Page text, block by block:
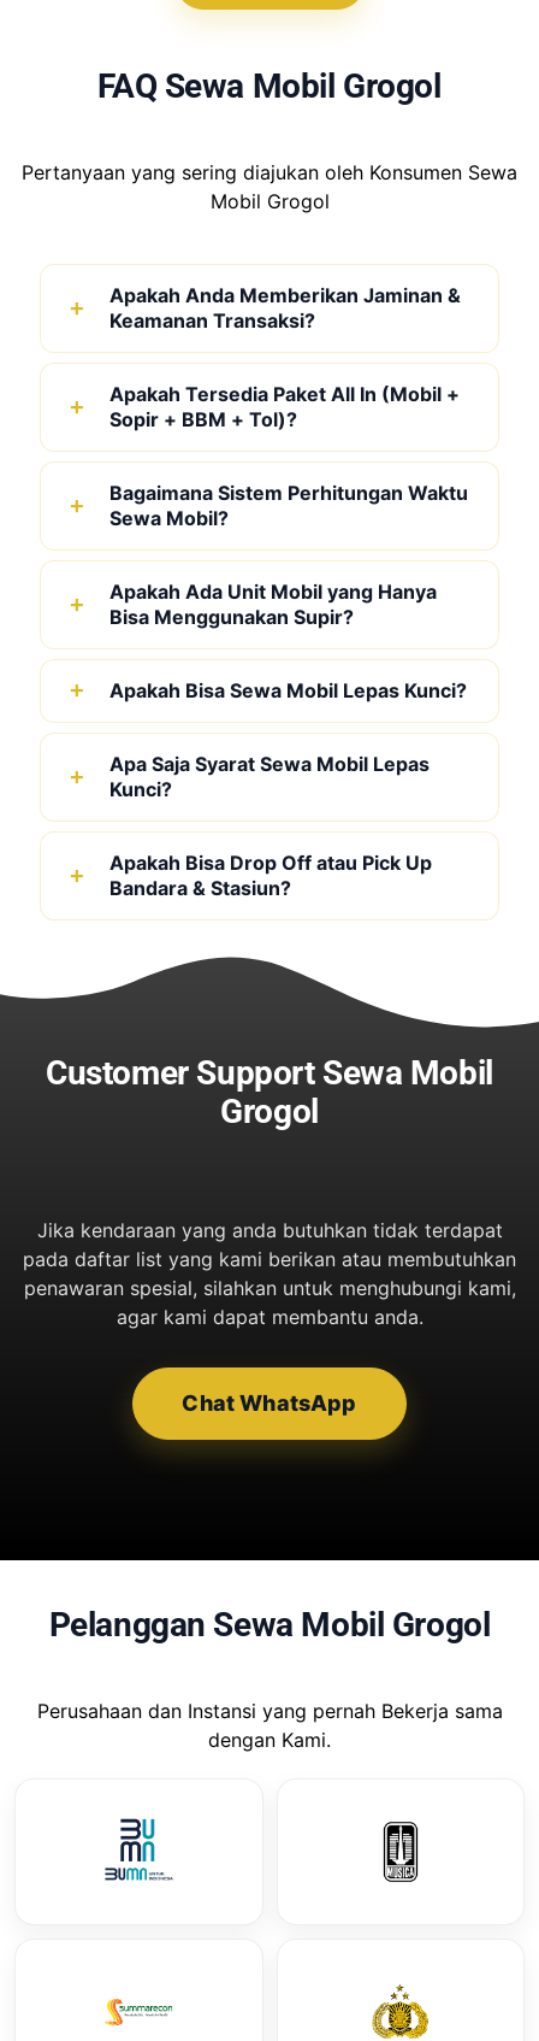
FAQ Sewa Mobil Grogol
Pertanyaan yang sering diajukan oleh Konsumen Sewa
Mobil Grogol
Apakah Anda Memberikan Jaminan &
Keamanan Transaksi?
Apakah Tersedia Paket All In (Mobil +
Sopir + BBM + Tol)?
Bagaimana Sistem Perhitungan Waktu
Sewa Mobil?
Apakah Ada Unit Mobil yang Hanya
Bisa Menggunakan Supir?
Apakah Bisa Sewa Mobil Lepas Kunci?
Apa Saja Syarat Sewa Mobil Lepas
Kunci?
Apakah Bisa Drop Off atau Pick Up
Bandara & Stasiun?
Customer Support Sewa Mobil
Grogol
Jika kendaraan yang anda butuhkan tidak terdapat
pada daftar list yang kami berikan atau membutuhkan
penawaran spesial, silahkan untuk menghubungi kami,
agar kami dapat membantu anda.
Chat WhatsApp
Pelanggan Sewa Mobil Grogol
Perusahaan dan Instansi yang pernah Bekerja sama
dengan Kami.